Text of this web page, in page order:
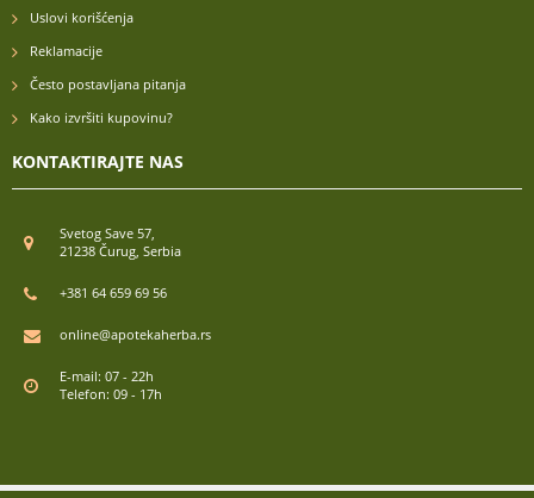
Uslovi korišćenja
Reklamacije
Često postavljana pitanja
Kako izvršiti kupovinu?
KONTAKTIRAJTE NAS
Svetog Save 57,
21238 Čurug, Serbia
+381 64 659 69 56
online@apotekaherba.rs
E-mail: 07 - 22h
Telefon: 09 - 17h